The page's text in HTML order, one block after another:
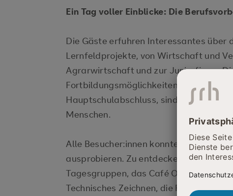
Ein Tag voller Einblicke: Die
Die Gäste erfuhren Interessantes über
Lernfeldprojekte, von Wirtschaft und
Agrarwirtschaft und zur Juniorfirma.
Fortbildungsmöglichkeiten unserer
Hauptschulabschluss, sind ein
Menschen.
Alle Besucher:innen konnten die
ausprobieren. Zu entdecken gab es
Tagesgruppen, das Café Olé, den
Technisches Zeichnen, die Fahrrad-